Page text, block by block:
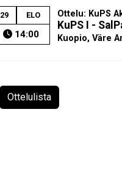
29 ELO
14:00
Ottelu: KuPS
KuPS I -
Kuopio, Väre
Ottelulista